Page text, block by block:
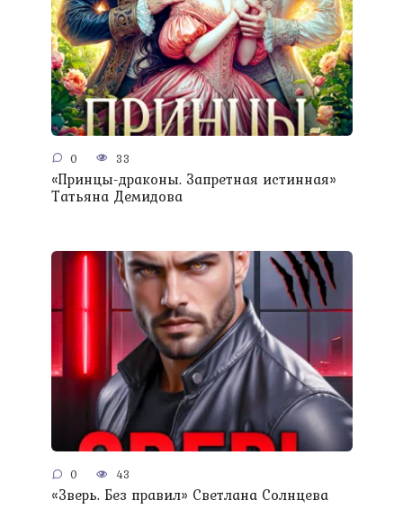
0 33
«Принцы-драконы. Запретная истинная»
Татьяна Демидова
0 43
«Зверь. Без правил» Светлана Солнцева